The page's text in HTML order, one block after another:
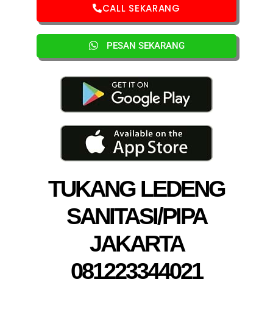
TUKANG LEDENG
SANITASI/PIPA
JAKARTA
081223344021
CALL SEKARANG
PESAN SEKARANG